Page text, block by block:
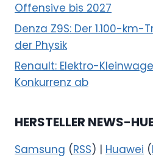
Offensive bis 2027
Denza Z9S: Der 1.100-
der Physik
Renault: Elektro-
Konkurrenz ab
HERSTELLER NEWS-
Samsung (RSS) | Huawei (